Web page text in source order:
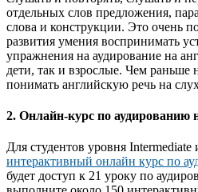
отдельных слов предложения,
слова и конструкции. Это очень
развития умения воспринимать
упражнения на аудирование на
дети, так и взрослые. Чем раньше
понимать английскую речь на
2. Онлайн-курс по аудированию
Для студентов уровня
интерактивный онлайн курс по
будет доступ к 21 уроку по